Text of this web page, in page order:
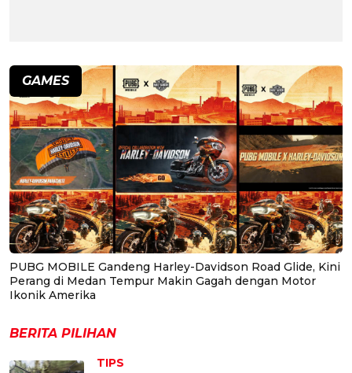
GAMES
PUBG MOBILE Gandeng Harley-Davidson Road Glide, Kini
Perang di Medan Tempur Makin Gagah dengan Motor
Ikonik Amerika
BERITA PILIHAN
TIPS